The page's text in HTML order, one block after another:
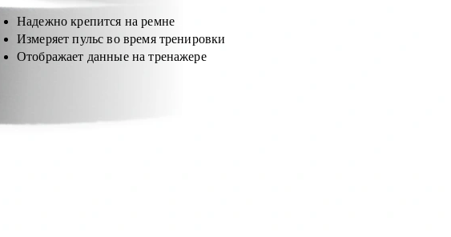
Надежно крепится на ремне
Измеряет пульс во время тренировки
Отображает данные на тренажере